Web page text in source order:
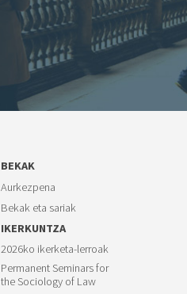
BEKAK
Aurkezpena
Bekak eta sariak
IKERKUNTZA
2026ko ikerketa-lerroak
Permanent Seminars for
the Sociology of Law